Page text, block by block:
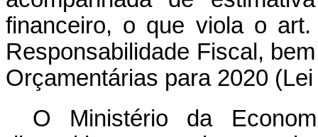
financeiro, o que viola o
Responsabilidade Fiscal,
Orçamentárias para 2020
O Ministério da